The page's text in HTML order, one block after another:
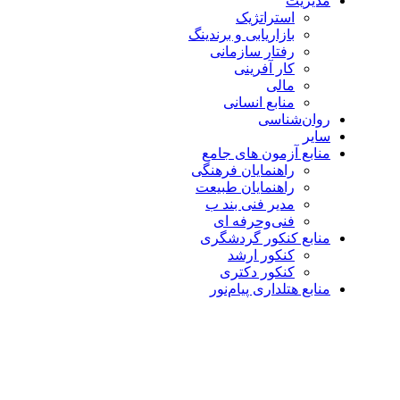
استراتژیک
بازاریابی و برندینگ
رفتار سازمانی
کار آفرینی
مالی
منابع انسانی
روان‌شناسی
سایر
منابع آزمون های جامع
راهنمایان فرهنگی
راهنمایان طبیعت
مدیر فنی بند ب
فنی‌وحرفه‌ ای
منابع کنکور گردشگری
کنکور ارشد
کنکور دکتری
منابع هتلداری پیام‌نور